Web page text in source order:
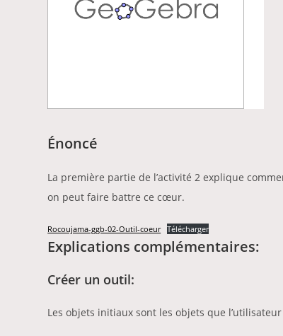
Énoncé
La première partie de l’activité 2 explique
on peut faire battre ce cœur.
Rocoujama-ggb-02-Outil-coeur Télécharger
Explications complémentaires:
Créer un outil:
Les objets initiaux sont les objets que